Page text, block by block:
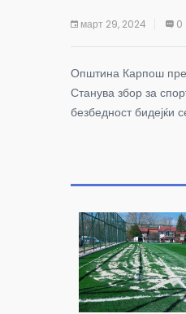
март 29, 2024 0
Општина Карпош
Станува збор за
безбедност бидејќи